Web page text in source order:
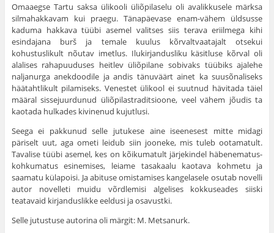
Omaaegse Tartu saksa ülikooli üliõpilaselu oli avalikkusele märksa
silmahakkavam kui praegu. Tänapäevase enam-vähem üldsusse
kaduma hakkava tüübi asemel valitses siis terava eriilmega kihi
esindajana burš ja temale kuulus kõrvaltvaatajalt otsekui
kohustuslikult nõutav imetlus. Ilukirjandusliku käsitluse kõrval oli
alalises rahapuuduses heitlev üliõpilane sobivaks tüübiks ajalehe
naljanurga anekdoodile ja andis tänuväärt ainet ka suusõnaliseks
häätahtlikult pilamiseks. Venestet ülikool ei suutnud hävitada täiel
määral sissejuurdunud üliõpilastraditsioone, veel vähem jõudis ta
kaotada hulkades kivinenud kujutlusi.
Seega ei pakkunud selle jutukese aine iseenesest mitte midagi
päriselt uut, aga ometi leidub siin jooneke, mis tuleb ootamatult.
Tavalise tüübi asemel, kes on kõikumatult järjekindel häbenematus-
kohkumatus esinemises, leiame tasakaalu kaotava kohmetu ja
saamatu külapoisi. Ja abituse omistamises kangelasele osutab novelli
autor novelleti muidu võrdlemisi algelises kokkuseades siiski
teatavaid kirjanduslikke eeldusi ja osavustki.
Selle jutustuse autorina oli märgit: M. Metsanurk.